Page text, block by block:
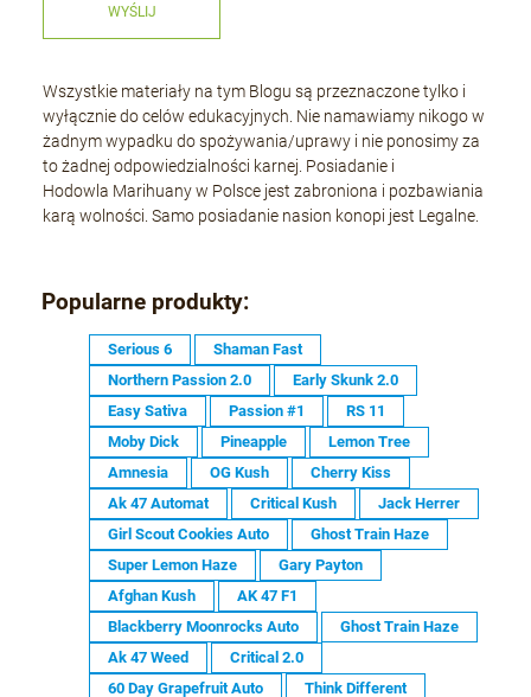
WYŚLIJ
Wszystkie materiały na tym Blogu są przeznaczone tylko i
wyłącznie do celów edukacyjnych. Nie namawiamy nikogo w
żadnym wypadku do spożywania/uprawy i nie ponosimy za
to żadnej odpowiedzialności karnej. Posiadanie i
Hodowla Marihuany w Polsce jest zabroniona i pozbawiania
karą wolności. Samo posiadanie nasion konopi jest Legalne.
Popularne produkty:
Serious 6
Shaman Fast
Northern Passion 2.0
Early Skunk 2.0
Easy Sativa
Passion #1
RS 11
Moby Dick
Pineapple
Lemon Tree
Amnesia
OG Kush
Cherry Kiss
Ak 47 Automat
Critical Kush
Jack Herrer
Girl Scout Cookies Auto
Ghost Train Haze
Super Lemon Haze
Gary Payton
Afghan Kush
AK 47 F1
Blackberry Moonrocks Auto
Ghost Train Haze
Ak 47 Weed
Critical 2.0
60 Day Grapefruit Auto
Think Different